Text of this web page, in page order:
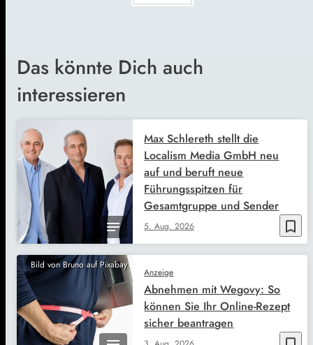
Das könnte Dich auch
interessieren
bookmark_border
5. Aug. 2026
Max Schlereth stellt die
Localism Media GmbH neu
auf und beruft neue
Führungsspitzen für
Gesamtgruppe und Sender
Bild von Bruno auf Pixabay
Anzeige
Abnehmen mit Wegovy: So
können Sie Ihr Online-Rezept
sicher beantragen